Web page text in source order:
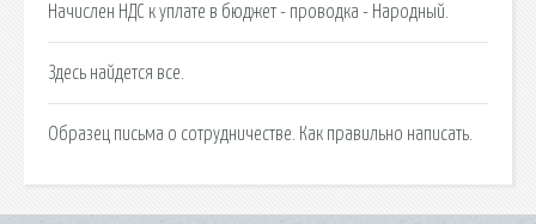
Начислен НДС к уплате в бюджет - проводка - Народный.
Здесь найдется все.
Образец письма о сотрудничестве. Как правильно написать.